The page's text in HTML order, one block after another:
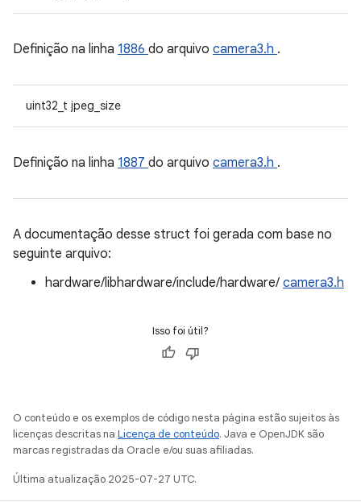
Definição na linha 1886 do arquivo camera3.h .
uint32_t jpeg_size
Definição na linha 1887 do arquivo camera3.h .
A documentação desse struct foi gerada com base no
seguinte arquivo:
hardware/libhardware/include/hardware/ camera3.h
Isso foi útil?
O conteúdo e os exemplos de código nesta página estão sujeitos às
licenças descritas na Licença de conteúdo. Java e OpenJDK são
marcas registradas da Oracle e/ou suas afiliadas.
Última atualização 2025-07-27 UTC.